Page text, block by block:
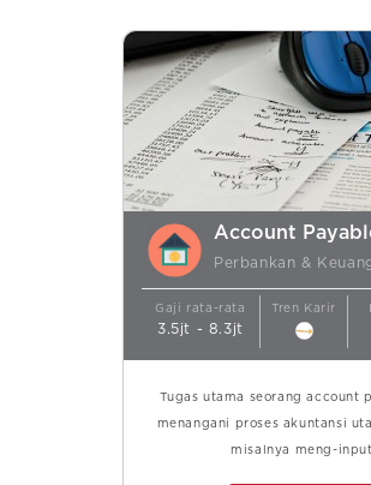
Account
Perbankan &
Gaji rata-rata
3.5jt - 8.3jt
Tren Karir
Tugas utama seorang account
menangani proses akuntansi
misalnya meng-